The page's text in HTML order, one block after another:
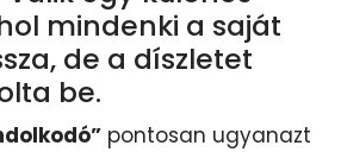
mindenki a saját
de a díszletet
be.
pontosan ugyanazt